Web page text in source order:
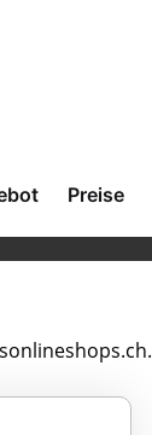
Preise